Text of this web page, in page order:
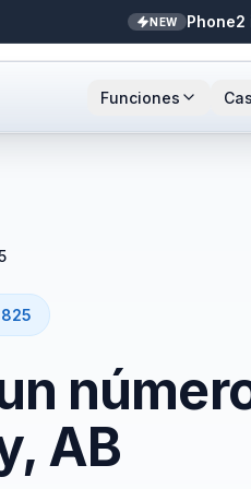
NEW
Funciones
Soporte y éxito
AB